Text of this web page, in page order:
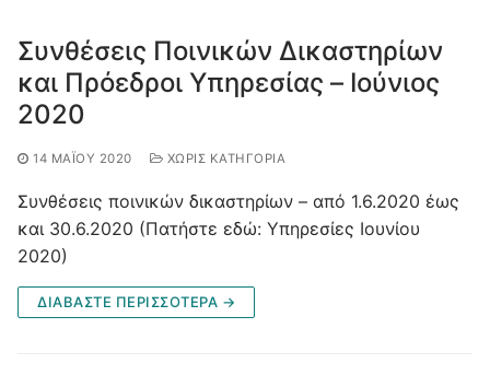
Συνθέσεις Ποινικών Δικαστηρίων
και Πρόεδροι Υπηρεσίας – Ιούνιος
2020
14 ΜΑΪ́ΟΥ 2020 ΧΩΡΊΣ ΚΑΤΗΓΟΡΊΑ
Συνθέσεις ποινικών δικαστηρίων – από 1.6.2020 έως
και 30.6.2020 (Πατήστε εδώ: Υπηρεσίες Ιουνίου
2020)
ΔΙΑΒΑΣΤΕ ΠΕΡΙΣΣΟΤΕΡΑ →